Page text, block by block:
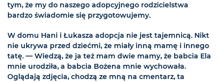
tym, że my do naszego adopcyjnego rodzicielstwa
bardzo świadomie się przygotowujemy.
W domu Hani i Łukasza adopcja nie jest tajemnicą. Nikt
nie ukrywa przed dziećmi, że miały inną mamę i innego
tatę. — Wiedzą, że ja też mam dwie mamy, że babcia Ela
mnie urodziła, a babcia Bożena mnie wychowała.
Oglądają zdjęcia, chodzą ze mną na cmentarz, ta